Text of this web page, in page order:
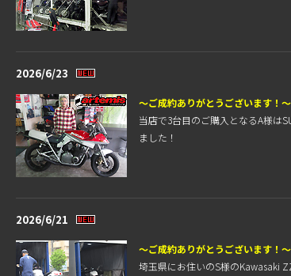
2026/6/23
～ご成約ありがとうございます！～
当店で3台目のご購入となるA様は
ました！
2026/6/21
～ご成約ありがとうございます！～
埼玉県にお住いのS様のKawasaki